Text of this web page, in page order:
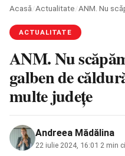
Acasă/Actualitate/
ACTUALITATE
ANM. Nu
galben de
multe județe
Andreea Mădălina
22 iulie 2024, 16:01 2 min